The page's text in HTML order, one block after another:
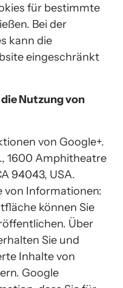
für bestimmte
Bei der
kann die
eingeschränkt
Nutzung von
von Google+.
1600 Amphitheatre
94043, USA.
von Informationen:
können Sie
Über
Sie und
Inhalte von
Google